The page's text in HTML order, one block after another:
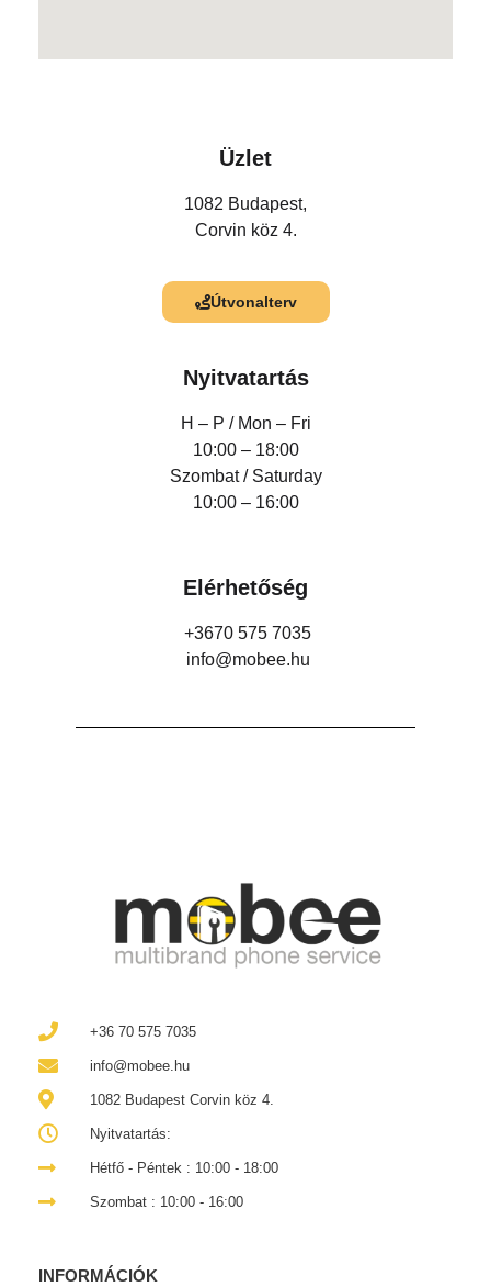
Üzlet
1082 Budapest,
Corvin köz 4.
Útvonalterv
Nyitvatartás
H – P / Mon – Fri
10:00 – 18:00
Szombat / Saturday
10:00 – 16:00
Elérhetőség
+3670 575 7035
info@mobee.hu
+36 70 575 7035
info@mobee.hu
1082 Budapest Corvin köz 4.
Nyitvatartás:
Hétfő - Péntek : 10:00 - 18:00
Szombat : 10:00 - 16:00
INFORMÁCIÓK